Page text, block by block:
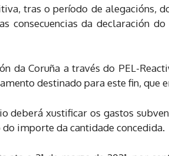
tras o período de alegacións,
consecuencias da declaración
da Coruña a través do PEL-
destinado para este fin, que
xustificar os gastos
importe da cantidade concedida.